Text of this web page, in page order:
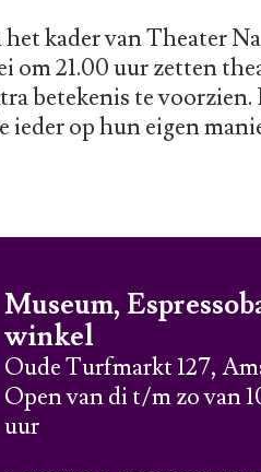
kader van Theater
om 21.00 uur zetten
betekenis te
op hun eigen
Museum,
winkel
Oude Turfmarkt 127,
Open van di t/m zo van
uur